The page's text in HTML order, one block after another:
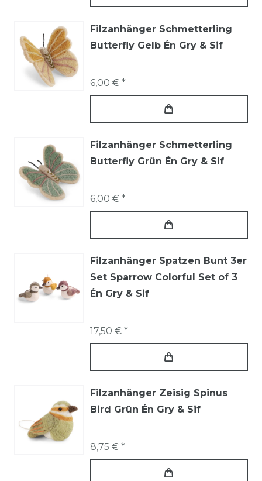
Filzanhänger Schmetterling
Butterfly Gelb Én Gry & Sif
6,00 € *
Filzanhänger Schmetterling
Butterfly Grün Én Gry & Sif
6,00 € *
Filzanhänger Spatzen Bunt 3er
Set Sparrow Colorful Set of 3
Én Gry & Sif
17,50 € *
Filzanhänger Zeisig Spinus
Bird Grün Én Gry & Sif
8,75 € *